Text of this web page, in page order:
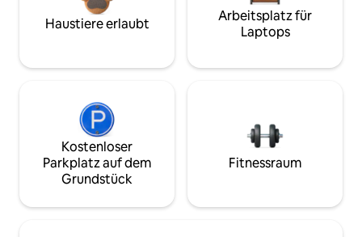
Haustiere erlaubt
Arbeitsplatz für
Laptops
Kostenloser
Parkplatz auf dem
Grundstück
Fitnessraum